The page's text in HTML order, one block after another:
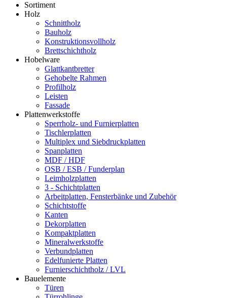
Sortiment
Holz
Schnittholz
Bauholz
Konstruktionsvollholz
Brettschichtholz
Hobelware
Glattkantbretter
Gehobelte Rahmen
Profilholz
Leisten
Fassade
Plattenwerkstoffe
Sperrholz- und Furnierplatten
Tischlerplatten
Multiplex und Siebdruckplatten
Spanplatten
MDF / HDF
OSB / ESB / Funderplan
Leimholzplatten
3 - Schichtplatten
Arbeitplatten, Fensterbänke und Zubehör
Schichtstoffe
Kanten
Dekorplatten
Kompaktplatten
Mineralwerkstoffe
Verbundplatten
Edelfunierte Platten
Furnierschichtholz / LVL
Bauelemente
Türen